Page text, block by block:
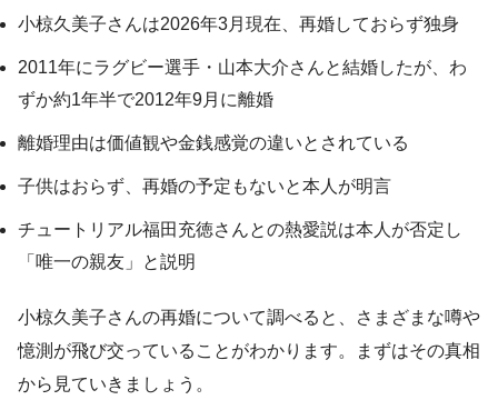
小椋久美子さんは2026年3月現在、再婚しておらず独身
2011年にラグビー選手・山本大介さんと結婚したが、わ
ずか約1年半で2012年9月に離婚
離婚理由は価値観や金銭感覚の違いとされている
子供はおらず、再婚の予定もないと本人が明言
チュートリアル福田充徳さんとの熱愛説は本人が否定し
「唯一の親友」と説明
小椋久美子さんの再婚について調べると、さまざまな噂や
憶測が飛び交っていることがわかります。まずはその真相
から見ていきましょう。